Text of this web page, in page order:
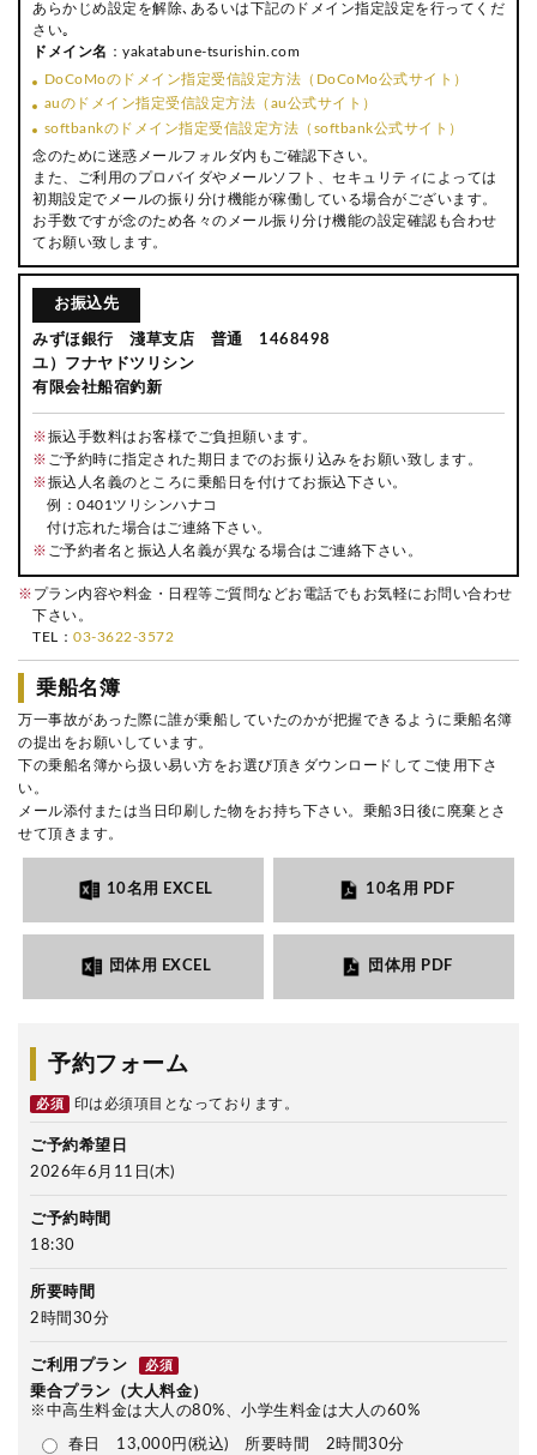
あらかじめ設定を解除､あるいは下記のドメイン指定設定を行ってくだ
さい｡
ドメイン名 ：yakatabune-tsurishin.com
DoCoMoのドメイン指定受信設定方法（DoCoMo公式サイト）
auのドメイン指定受信設定方法（au公式サイト）
softbankのドメイン指定受信設定方法（softbank公式サイト）
念のために迷惑メールフォルダ内もご確認下さい。
また、ご利用のプロバイダやメールソフト、セキュリティによっては
初期設定でメールの振り分け機能が稼働している場合がございます。
お手数ですが念のため各々のメール振り分け機能の設定確認も合わせ
てお願い致します。
お振込先
みずほ銀行 淺草支店 普通 1468498
ユ）フナヤドツリシン
有限会社船宿釣新
※振込手数料はお客様でご負担願います。
※ ご予約時に指定された期日までのお振り込みをお願い致します。
※振込人名義のところに乗船日を付けてお振込下さい。
例：0401ツリシンハナコ
付け忘れた場合はご連絡下さい。
※ ご予約者名と振込人名義が異なる場合はご連絡下さい。
※ プラン内容や料金・日程等ご質問などお電話でもお気軽にお問い合わせ
下さい。
TEL： 03-3622-3572
乗船名簿
万一事故があった際に誰が乗船していたのかが把握できるように乗船名簿
の提出をお願いしています。
下の乗船名簿から扱い易い方をお選び頂きダウンロードしてご使用下さ
い。
メール添付または当日印刷した物をお持ち下さい。乗船3日後に廃棄とさ
せて頂きます。
10名用 EXCEL 10名用 PDF
団体用 EXCEL 団体用 PDF
予約フォーム
必須 印は必須項目となっております。
ご予約希望日
2026年6月11日(木)
ご予約時間
18:30
所要時間
2時間30分
ご利用プラン 必須
乗合プラン（大人料金）
※中高生料金は大人の80%、小学生料金は大人の60%
春日 13,000円(税込) 所要時間 2時間30分